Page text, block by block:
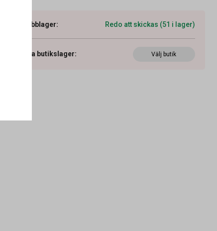
Webblager: Redo att skickas (51 i lager)
Visa butikslager: Välj butik